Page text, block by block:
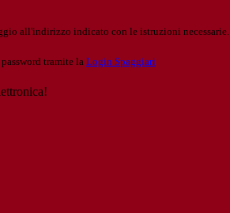
all'indirizzo indicato con le istruzioni necessarie.
tramite la Login Spaggiari